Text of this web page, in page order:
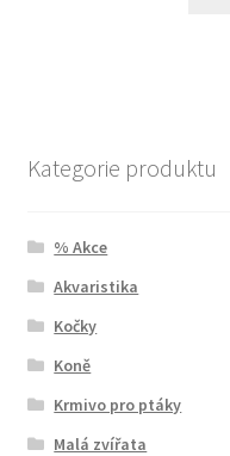
Kategorie produktu
% Akce
Akvaristika
Kočky
Koně
Krmivo pro ptáky
Malá zvířata